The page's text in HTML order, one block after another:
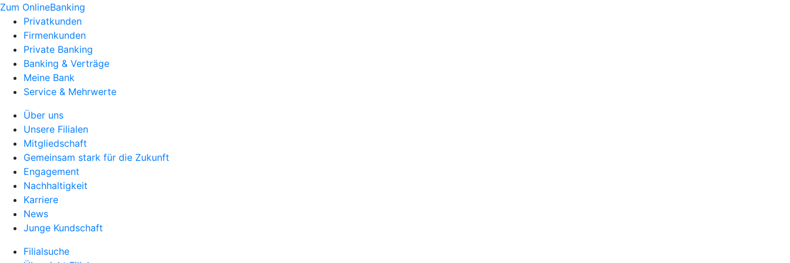
Zum OnlineBanking
Privatkunden
Firmenkunden
Private Banking
Banking & Verträge
Meine Bank
Service & Mehrwerte
Über uns
Unsere Filialen
Mitgliedschaft
Gemeinsam stark für die Zukunft
Engagement
Nachhaltigkeit
Karriere
News
Junge Kundschaft
Filialsuche